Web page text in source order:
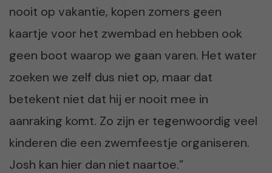
nooit op vakantie, kopen zomers geen
kaartje voor het zwembad en hebben ook
geen boot waarop we gaan varen. Het water
zoeken we zelf dus niet op, maar dat
betekent niet dat hij er nooit mee in
aanraking komt. Zo zijn er tegenwoordig veel
kinderen die een zwemfeestje organiseren.
Josh kan hier dan niet naartoe.”